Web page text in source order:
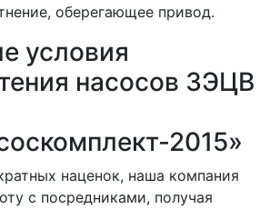
оберегающее привод.
условия
насосов 3ЭЦВ
2015»
наценок, наша компания
с посредниками, получая